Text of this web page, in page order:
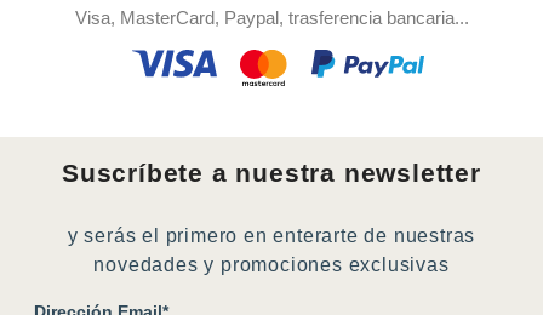
Visa, MasterCard, Paypal, trasferencia bancaria...
Suscríbete a nuestra newsletter
y serás el primero en enterarte de nuestras
novedades y promociones exclusivas